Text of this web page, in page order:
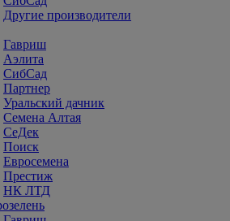
Другие производители
Гавриш
Аэлита
СибСад
Партнер
Уральский дачник
Семена Алтая
СеДек
Поиск
Евросемена
Престиж
НК ЛТД